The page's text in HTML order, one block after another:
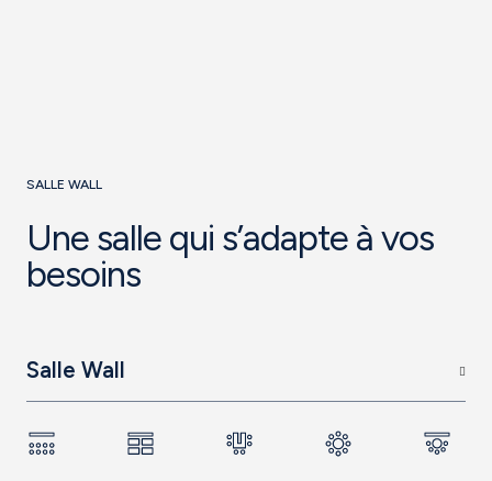
SALLE WALL
Une salle qui s’adapte à vos
besoins
Salle Wall